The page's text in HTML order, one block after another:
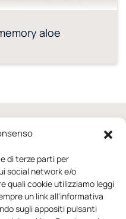
di terze parti per
social network e/o
quali cookie utilizziamo leggi
un link all'informativa
sugli appositi pulsanti
aloe
02100 Rieti